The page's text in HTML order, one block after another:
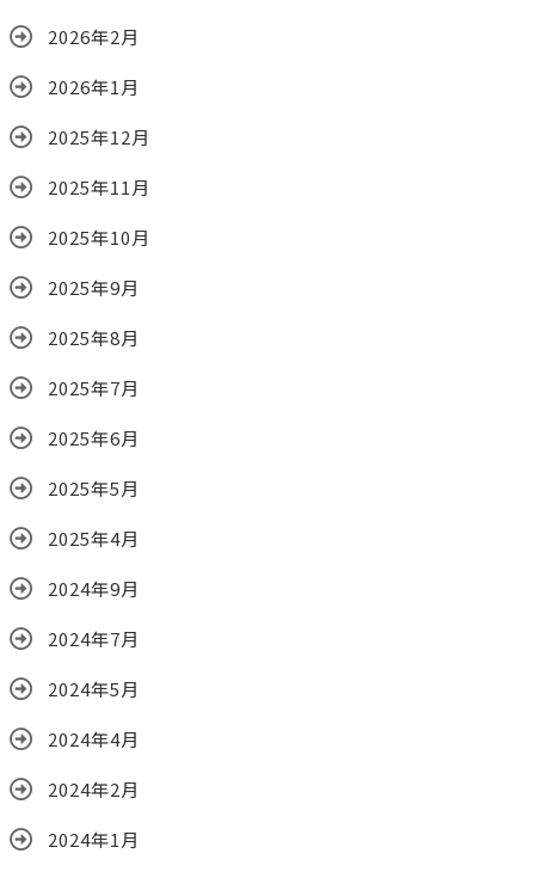
2026年2月
2026年1月
2025年12月
2025年11月
2025年10月
2025年9月
2025年8月
2025年7月
2025年6月
2025年5月
2025年4月
2024年9月
2024年7月
2024年5月
2024年4月
2024年2月
2024年1月